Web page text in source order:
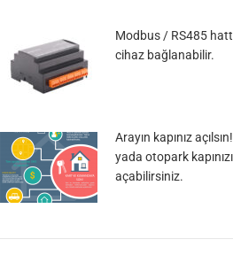
Modbus / RS485
cihaz bağlanabilir.
Arayın kapınız
yada otopark
açabilirsiniz.